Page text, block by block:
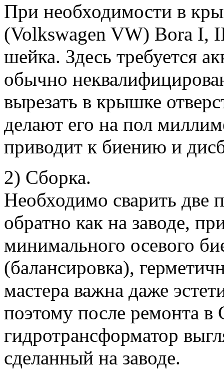
При необходимости в
(Volkswagen VW) Bora I,
шейка. Здесь требуется
обычно
вырезать в крышке
делают его на пол
приводит к биению и
2) Сборка.
Необходимо сварить две
обратно как на заводе,
минимального осевого
(балансировка),
мастера важна даже
поэтому после ремонта в
гидротрансформатор
сделанный на заводе.